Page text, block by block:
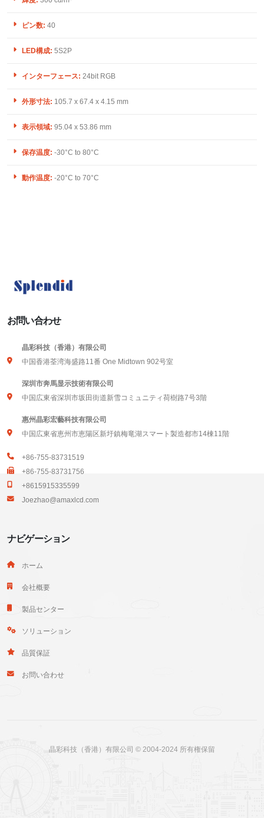
ピン数: 40
LED構成: 5S2P
インターフェース: 24bit RGB
外形寸法: 105.7 x 67.4 x 4.15 mm
表示領域: 95.04 x 53.86 mm
保存温度: -30°C to 80°C
動作温度: -20°C to 70°C
お問い合わせ
晶彩科技（香港）有限公司
中国香港荃湾海盛路11番 One Midtown 902号室
深圳市奔馬显示技術有限公司
中国広東省深圳市坂田街道新雪コミュニティ荷樹路7号3階
惠州晶彩宏藝科技有限公司
中国広東省恵州市恵陽区新圩鎮梅竜湖スマート製造都市14棟11階
+86-755-83731519
+86-755-83731756
+8615915335599
Joezhao@amaxlcd.com
ナビゲーション
ホーム
会社概要
製品センター
ソリューション
品質保証
お問い合わせ
晶彩科技（香港）有限公司 © 2004-2024 所有権保留